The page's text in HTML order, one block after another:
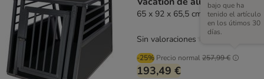
65 x 92 x 65,5 cm (An x Prof x Al)
-25% Precio normal257,99 €
bajo que ha
tenido el artículo
en los útimos 30
días.
193,49 €
Sin valoraciones